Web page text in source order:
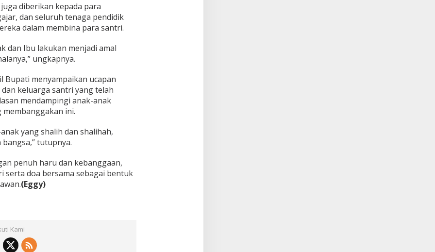
diberikan kepada para
dan seluruh tenaga pendidik
dalam membina para santri.
dan Ibu lakukan menjadi amal
ungkapnya.
Bupati menyampaikan ucapan
keluarga santri yang telah
mendampingi anak-anak
ini.
yang shalih dan shalihah,
tutupnya.
penuh haru dan kebanggaan,
serta doa bersama sebagai bentuk
(Eggy)
Kami